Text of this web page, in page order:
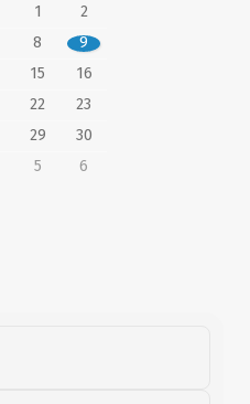
1
2
8
9
15
16
22
23
29
30
5 6